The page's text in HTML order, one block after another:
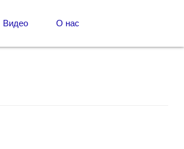
Видео О нас